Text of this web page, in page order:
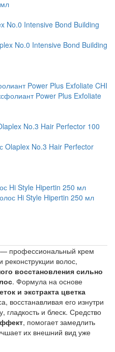
No.0 Intensive Bond Building
Power Plus Exfoliate CHI
No.3 Hair Perfector 100
Hi Style Hipertin 250 мл
— профессиональный крем
реконструкции волос,
восстановления сильно
. Формула на основе
и экстракта цветка
восстанавливая его изнутри
гладкость и блеск. Средство
, помогает замедлить
их внешний вид уже